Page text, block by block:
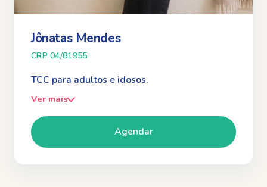
Jônatas Mendes
CRP 04/81955
TCC para adultos e idosos.
Ver mais
Agendar